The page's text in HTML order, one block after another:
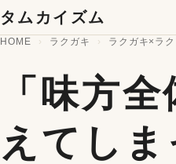
コンテンツへスキップ
タムカイズム
HOME ラクガキ ラクガキ×ラ
「味方
えてし